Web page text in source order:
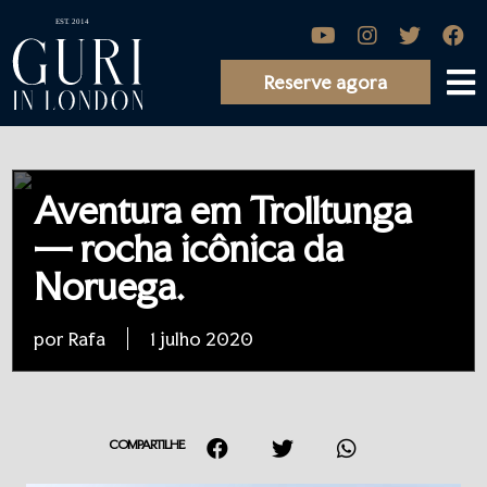
Reserve agora
Aventura em Trolltunga
— rocha icônica da
Noruega.
por Rafa 1 julho 2020
COMPARTILHE